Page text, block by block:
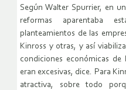
Según Walter Spurrier, en
reformas aparentaba
planteamientos de las
Kinross y otras, y así
condiciones económicas
eran excesivas, dice. Para
atractiva, sobre todo